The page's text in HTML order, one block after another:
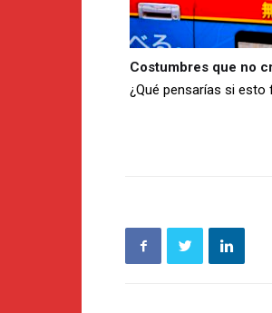
Costumbres que no
¿Qué pensarías si